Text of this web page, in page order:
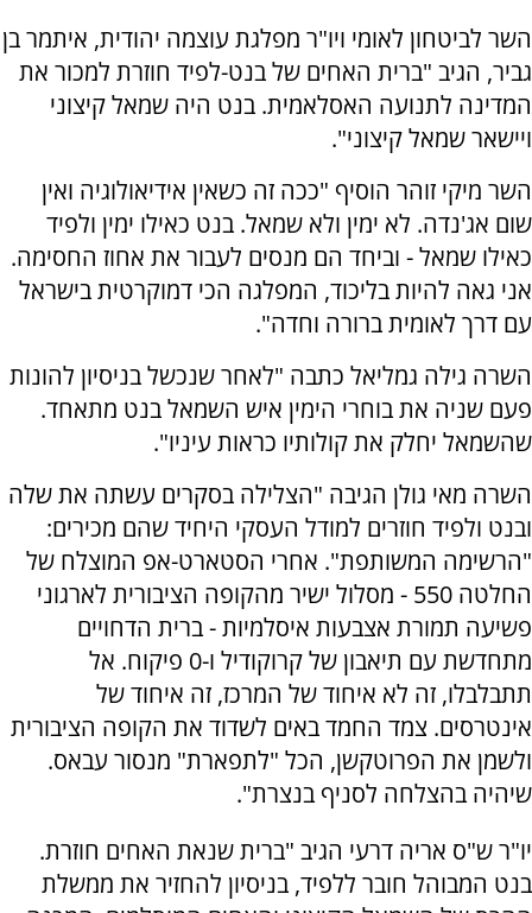
השר לביטחון לאומי ויו"ר מפלגת עוצמה יהודית, איתמר בן
גביר, הגיב "ברית האחים של בנט-לפיד חוזרת למכור את
המדינה לתנועה האסלאמית. בנט היה שמאל קיצוני
ויישאר שמאל קיצוני".
השר מיקי זוהר הוסיף "ככה זה כשאין אידיאולוגיה ואין
שום אג'נדה. לא ימין ולא שמאל. בנט כאילו ימין ולפיד
כאילו שמאל - וביחד הם מנסים לעבור את אחוז החסימה.
אני גאה להיות בליכוד, המפלגה הכי דמוקרטית בישראל
עם דרך לאומית ברורה וחדה".
השרה גילה גמליאל כתבה "לאחר שנכשל בניסיון להונות
פעם שניה את בוחרי הימין איש השמאל בנט מתאחד.
שהשמאל יחלק את קולותיו כראות עיניו".
השרה מאי גולן הגיבה "הצלילה בסקרים עשתה את שלה
ובנט ולפיד חוזרים למודל העסקי היחיד שהם מכירים:
"הרשימה המשותפת". אחרי הסטארט-אפ המוצלח של
החלטה 550 - מסלול ישיר מהקופה הציבורית לארגוני
פשיעה תמורת אצבעות איסלמיות - ברית הדחויים
מתחדשת עם תיאבון של קרוקודיל ו-0 פיקוח. אל
תתבלבלו, זה לא איחוד של המרכז, זה איחוד של
אינטרסים. צמד החמד באים לשדוד את הקופה הציבורית
ולשמן את הפרוטקשן, הכל "לתפארת" מנסור עבאס.
שיהיה בהצלחה לסניף בנצרת".
יו"ר ש"ס אריה דרעי הגיב "ברית שנאת האחים חוזרת.
בנט המבוהל חובר ללפיד, בניסיון להחזיר את ממשלת